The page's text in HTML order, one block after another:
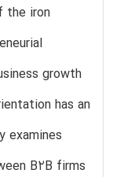
the iron
growth
has an
examines
B2B firms